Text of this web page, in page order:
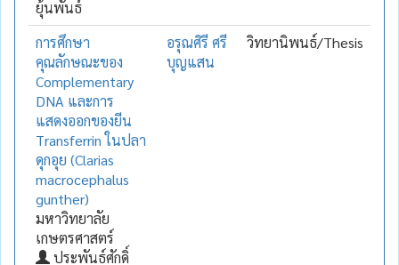
ยุ้นพันธ์
การศึกษา
คุณลักษณะของ
Complementary
DNA และการ
แสดงออกของยีน
Transferrin ในปลา
ดุกอุย (Clarias
macrocephalus
gunther)
มหาวิทยาลัย
เกษตรศาสตร์
ประพันธ์ศักดิ์
อรุณศิรี ศรี
บุญแสน
วิทยานิพนธ์/Thesis